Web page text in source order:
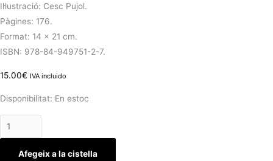
Il·lustració: Cesc Pujol.
Pàgines: 176.
Format: 14 x 21 cm.
ISBN: 978-84-949751-2-7.
15.00€ IVA incluido
Disponibilitat: En estoc
Afegeix a la cistella